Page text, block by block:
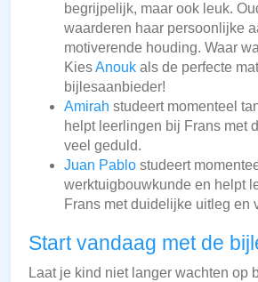
begrijpelijk, maar ook leuk.
waarderen haar persoonlijke
motiverende houding. Waar
KiesAnouk als de perfecte
bijlesaanbieder!
Amirah studeert momenteel
helpt leerlingen bij Frans met
veel geduld.
Juan Pablo studeert
werktuigbouwkunde en helpt
Frans met duidelijke uitleg en
Start vandaag met de
Laat je kind niet langer wachten op